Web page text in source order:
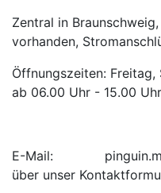
Zentral in
vorhanden,
Öffnungszeiten:
ab 06.00 Uhr - 15.00 Uhr
E-Mail:
über unser